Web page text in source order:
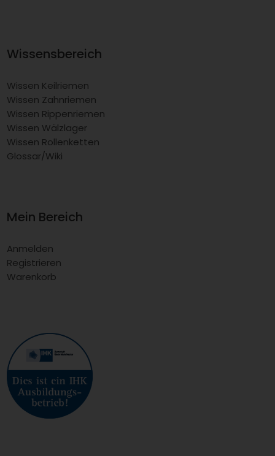
Wissensbereich
Wissen Keilriemen
Wissen Zahnriemen
Wissen Rippenriemen
Wissen Wälzlager
Wissen Rollenketten
Glossar/Wiki
Mein Bereich
Anmelden
Registrieren
Warenkorb